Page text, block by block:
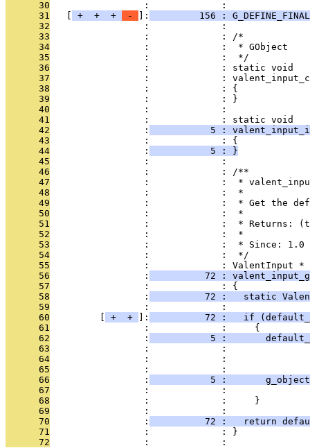
      30
                 :             :
      31
+ + + - ]:
156 :
      32
                 :             :
      33
                 :             : /*
      34
                 :             :  * GObject
      35
                 :             :  */
      36
                 :             : static void
      37
:             :
      38
                 :             : {
      39
                 :             : }
      40
                 :             :
      41
                 :             : static void
      42
                 :
5 :
      43
                 :             : {
      44
                 :
           5 : }
      45
                 :             :
      46
                 :             : /**
      47
:             :  *
      48
                 :             :  *
      49
:             :  * Get the
      50
                 :             :  *
      51
:             :  * Returns:
      52
                 :             :  *
      53
                 :             :  * Since: 1.0
      54
                 :             :  */
      55
                 :             : ValentInput *
      56
                 :
72 :
      57
                 :             : {
      58
                 :
72 :   static
      59
                 :             :
      60
+ + ]:
72 :   if
      61
                 :             :     {
      62
                 :
5 :
      63
:             :
      64
:             :
      65
:             :
      66
                 :
5 :
      67
:             :
      68
                 :             :     }
      69
                 :             :
      70
                 :
72 :   return
      71
                 :             : }
      72
                 :             :